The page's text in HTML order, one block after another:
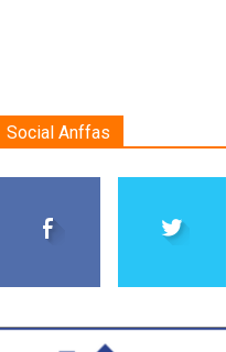
Social Anffas